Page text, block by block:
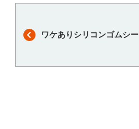
ワケありシリコンゴムシ